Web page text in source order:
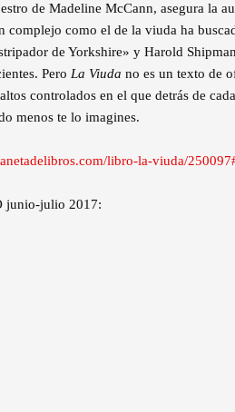
de Madeline McCann, asegura la
complejo como el de la viuda ha
de Yorkshire» y Harold
Pero La Viuda no es un texto de
controlados en el que detrás de
menos te lo imagines.
libro-la-viuda/
junio-julio 2017: